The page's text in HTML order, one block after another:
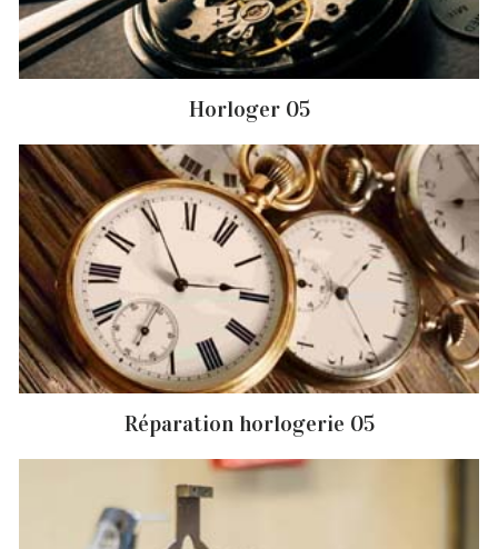
Horloger 05
Réparation horlogerie 05